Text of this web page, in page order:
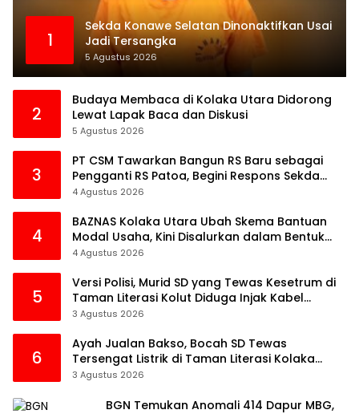
1
Sekda Konawe Selatan Dinonaktifkan Usai
Jadi Tersangka
5 Agustus 2026
2
Budaya Membaca di Kolaka Utara Didorong
Lewat Lapak Baca dan Diskusi
5 Agustus 2026
3
PT CSM Tawarkan Bangun RS Baru sebagai
Pengganti RS Patoa, Begini Respons Sekda
Kolut
4 Agustus 2026
4
BAZNAS Kolaka Utara Ubah Skema Bantuan
Modal Usaha, Kini Disalurkan dalam Bentuk
Barang Senilai Rp419,5 Juta
4 Agustus 2026
5
Versi Polisi, Murid SD yang Tewas Kesetrum di
Taman Literasi Kolut Diduga Injak Kabel
Beraliran Listrik
3 Agustus 2026
6
Ayah Jualan Bakso, Bocah SD Tewas
Tersengat Listrik di Taman Literasi Kolaka
Utara
3 Agustus 2026
BGN Temukan Anomali 414 Dapur MBG,